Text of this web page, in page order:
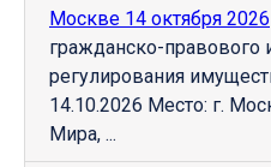
Москве 14 октября 2026
гражданско-правового
регулирования
14.10.2026 Место: г.
Мира, ...